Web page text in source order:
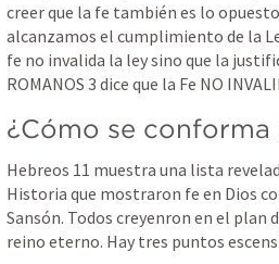
creer que la fe también es lo
alcanzamos el cumplimiento de la
ROMANOS 3 dice que la Fe NO
¿Cómo se conforma
Hebreos 11 muestra una lista
Historia que mostraron fe en Dios
Sansón. Todos creyenron en el plan
reino eterno. Hay tres puntos